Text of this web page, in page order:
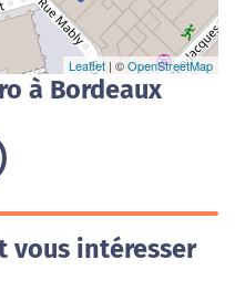
Leaflet | ©OpenStreetMap
à Bordeaux
vous intéresser